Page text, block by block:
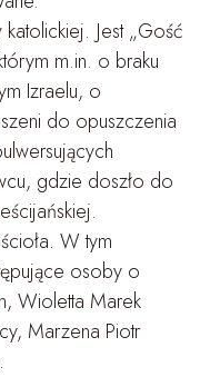
Jest „Gość
m.in. o braku
Izraelu, o
do opuszczenia
gdzie doszło do
W tym
osoby o
Wioletta Marek
Marzena Piotr